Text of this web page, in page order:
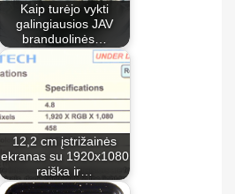
Kaip turėjo vykti
galingiausios JAV
branduolinės…
12,2 cm įstrižainės
ekranas su 1920x1080
raiška ir…